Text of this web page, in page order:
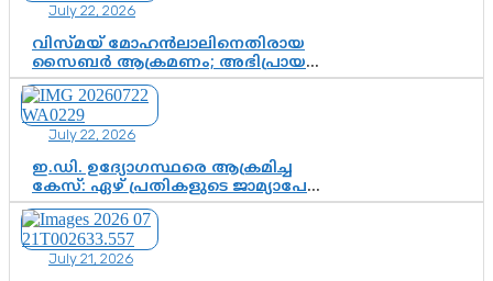
July 22, 2026
വിസ്മയ് മോഹൻലാലിനെതിരായ
സൈബർ ആക്രമണം; അഭിപ്രായ
സ്വാതന്ത്ര്യത്തെ നിശ്ശബ്ദമാക്കുന്ന
ഡിജിറ്റൽ ഗുണ്ടായിസത്തിന് അറുതി
വേണം
July 22, 2026
ഇ.ഡി. ഉദ്യോഗസ്ഥരെ ആക്രമിച്ച
കേസ്: ഏഴ് പ്രതികളുടെ ജാമ്യാപേക്ഷ
വീണ്ടും തള്ളി; അന്വേഷണം തുടരാൻ
കോടതി അനുമതി
July 21, 2026